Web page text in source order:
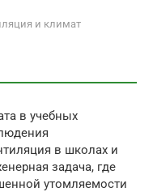
и климат
в учебных
в школах и
задача, где
утомляемости